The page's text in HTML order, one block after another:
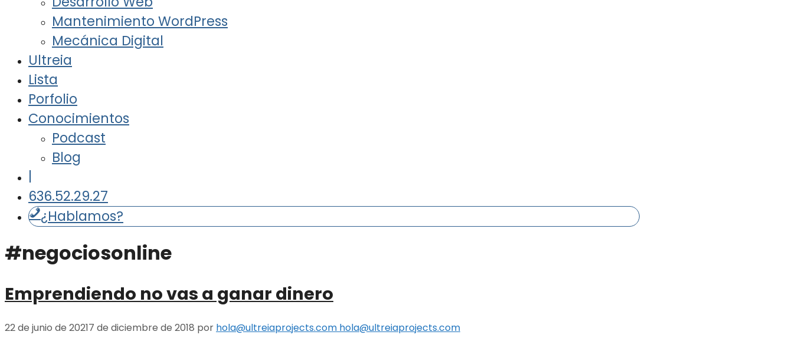
Mantenimiento WordPress
Mecánica Digital
Ultreia
Lista
Porfolio
Conocimientos
Podcast
Blog
|
636.52.29.27
¿Hablamos?
#negociosonline
Emprendiendo no vas a ganar dinero
22 de junio de 20217 de diciembre de 2018 por hola@ultreiaprojects.com hola@ultreiaprojects.com